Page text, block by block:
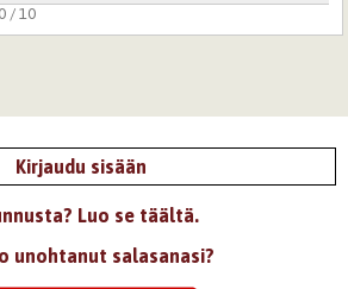
/ 10
Kirjaudu sisään
Luo se täältä.
unohtanut salasanasi?